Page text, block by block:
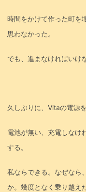
時間をかけて作った町を
思わなかった。
でも、進まなければいけ
久しぶりに、Vitaの電源を
電池が無い、充電しなけ
する。
私ならできる。なぜなら
か。幾度となく乗り越え